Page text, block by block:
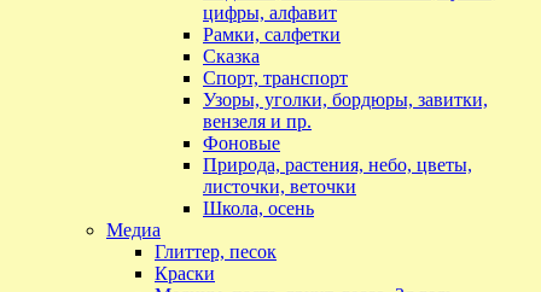
цифры, алфавит
Рамки, салфетки
Сказка
Спорт, транспорт
Узоры, уголки, бордюры, завитки,
вензеля и пр.
Фоновые
Природа, растения, небо, цветы,
листочки, веточки
Школа, осень
Медиа
Глиттер, песок
Краски